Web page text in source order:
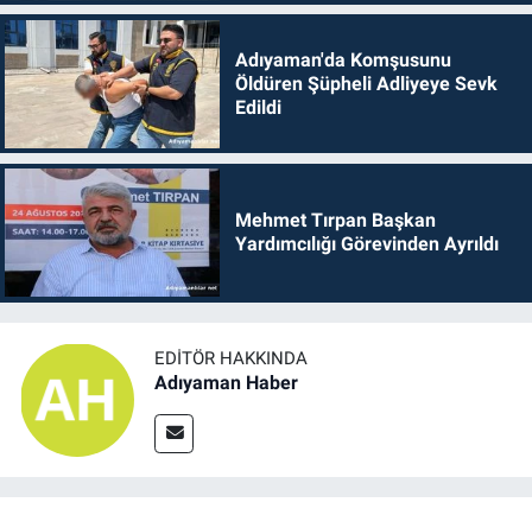
Adıyaman'da Komşusunu
Öldüren Şüpheli Adliyeye Sevk
Edildi
Mehmet Tırpan Başkan
Yardımcılığı Görevinden Ayrıldı
EDITÖR HAKKINDA
Adıyaman Haber